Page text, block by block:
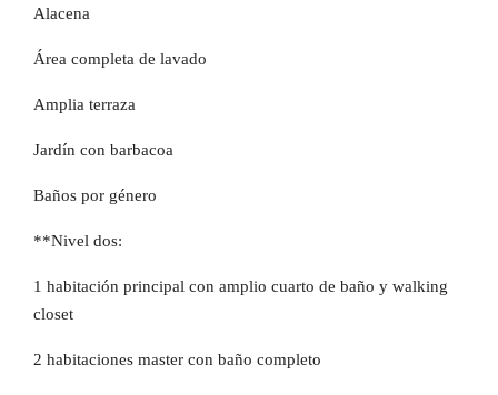
Alacena
Área completa de lavado
Amplia terraza
Jardín con barbacoa
Baños por género
**Nivel dos:
1 habitación principal con amplio cuarto de baño y walking
closet
2 habitaciones master con baño completo